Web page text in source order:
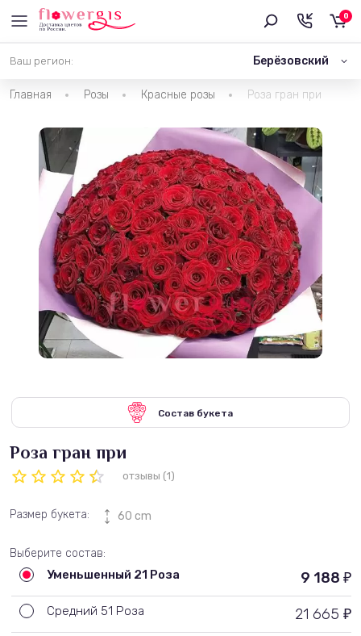
Ваш регион: Берёзовский
0
Главная Розы Красные розы Роза гран при
Состав букета
Роза гран при
отзывы (1)
Размер букета: 60 cm
Выберите состав:
Уменьшенный 21 Роза 9 188 ₽
Средний 51 Роза 21 665 ₽